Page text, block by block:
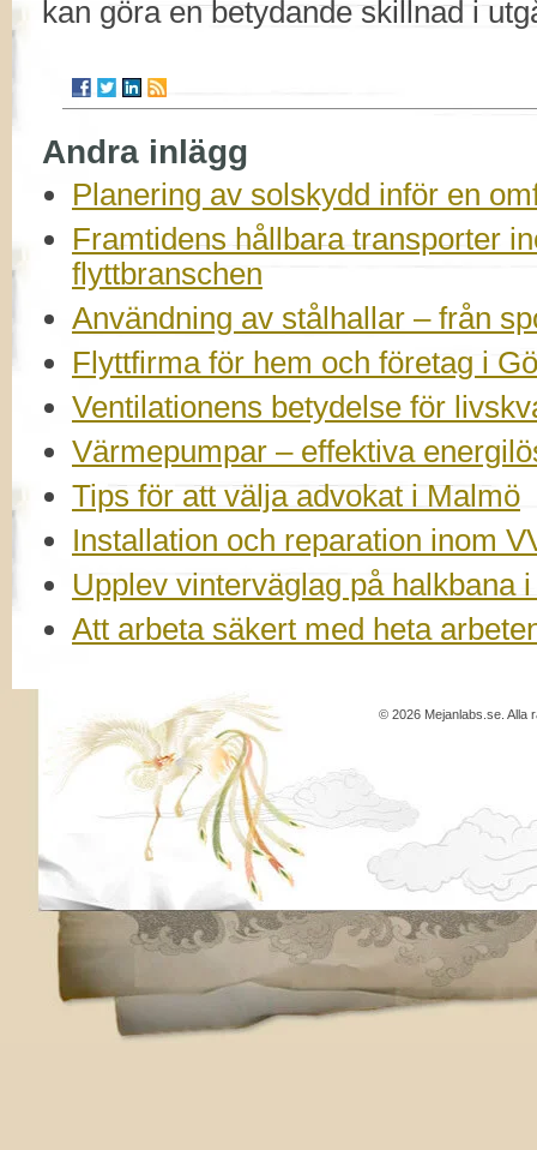
kan göra en betydande skillnad i
Andra inlägg
Planering av solskydd inför en
Framtidens hållbara transporter
flyttbranschen
Användning av stålhallar – från
Flyttfirma för hem och företag i
Ventilationens betydelse för
Värmepumpar – effektiva
Tips för att välja advokat i Malmö
Installation och reparation inom
Upplev vinterväglag på halkbana
Att arbeta säkert med heta
© 2026 Mejanlabs.se. Alla